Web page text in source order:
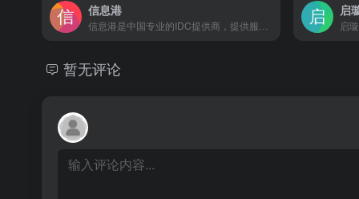
信息港 启
暂无评论